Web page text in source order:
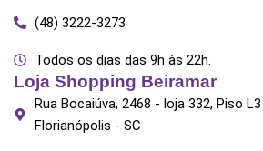
(48) 3222-3273
Todos os dias das 9h às 22h.
Loja Shopping Beiramar
Rua Bocaiúva, 2468 - loja 332, Piso
Florianópolis - SC